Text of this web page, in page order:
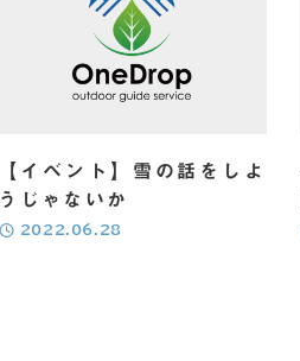
【イベント】雪の話をしよ
うじゃないか
投稿日
2022.06.28